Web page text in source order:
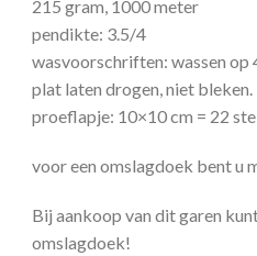
215 gram, 1000 meter
pendikte: 3.5/4
wasvoorschriften: wassen op
plat laten drogen, niet bleken.
proeflapje: 10×10 cm = 22
voor een omslagdoek bent u
Bij aankoop van dit garen
omslagdoek!